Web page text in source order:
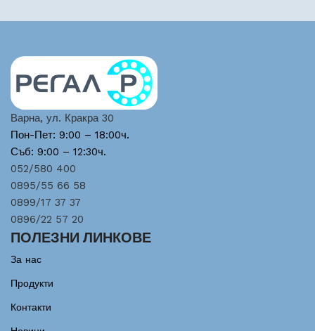
Варна, ул. Кракра 30
Пон-Пет: 9:00 – 18:00ч.
Съб: 9:00 – 12:30ч.
052/580 400
0895/55 66 58
0899/17 37 37
0896/22 57 20
ПОЛЕЗНИ ЛИНКОВЕ
За нас
Продукти
Контакти